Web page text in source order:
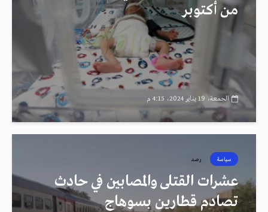
من أكتوبر
الجمعة، 19 يناير 2024، 4:15 م
سياسة رصد
عشرات القتلى والمصابين في حادث
تصادم قطارين بسوهاج